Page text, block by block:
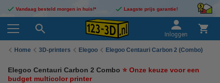
Vandaag besteld morgen in huis!* Laagste prijs garantie!
Inloggen
Home 3D-printers Elegoo Elegoo Centauri Carbon 2 (Combo)
Elegoo Centauri Carbon 2 Combo ⭐ Onze keuze voor een
budget multicolor printer